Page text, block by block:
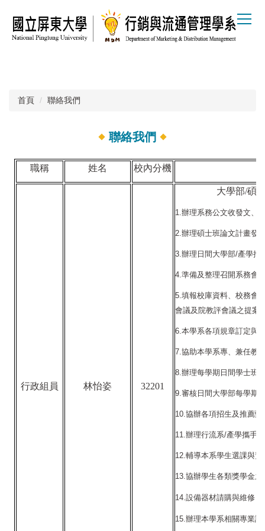
主
首頁
聯絡我們
聯絡我們
職稱 姓名 校內分機
行政組員 林怡姿 32201
大學部/碩
1.辦理系務公文收發文、
2.辦理碩士班論文計畫發
3.辦理 日間大學部/產學攜
4.準備及整理召開系務會
5.填報校庫資料、校務會
會議及院教評會議之提案
6.本學系各項規章訂定與
7.協助本學系專、兼任教
8.辦理每學期日間學士班
9.審核日間大學部每學期
10.協辦各項招生及推薦
11.辦理行流系/產學攜手
12.輔導本系學生選課與預
13.協辦學生各類獎學金之
14.設備器材請購與維修
15.辦理本學系相關專業